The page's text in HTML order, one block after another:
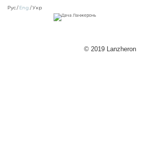
Рус Eng Укр
© 2019 Lanzheron